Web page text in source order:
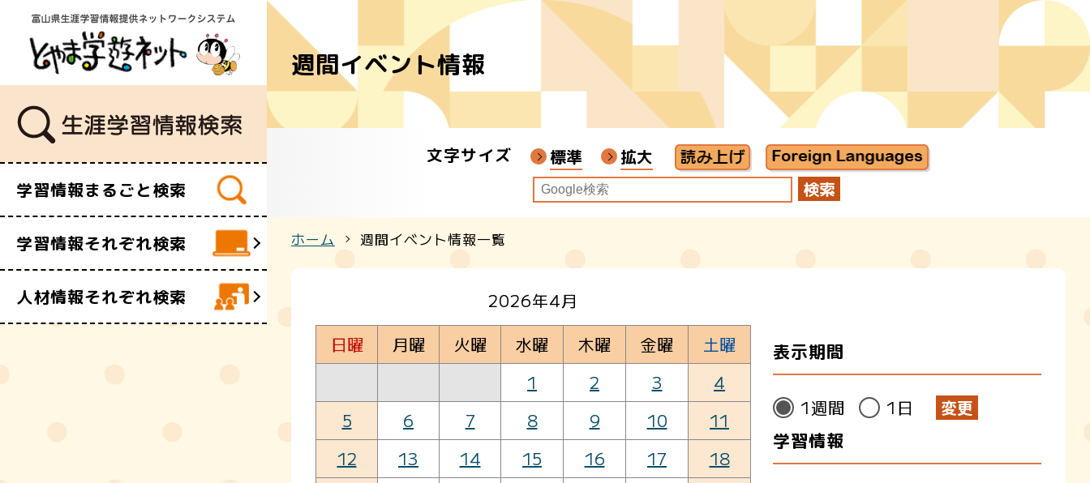
学習情報まるごと検索
学習情報それぞれ検索
学習講座
人材情報それぞれ検索
講師・指導者
ボランティア
週間イベント情報
文字サイズ 標準 拡大
ホーム 週間イベント情報一覧
2026年4月
日曜
月曜 火曜 水曜 木曜 金曜
土曜
1
2 3
4
5
6 7 8 9 10
11
12
13 14 15 16 17
18
表示期間
1週間 1日
学習情報